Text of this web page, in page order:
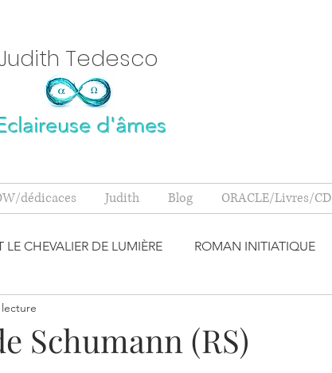
Tedesco
d'âmes
dédicaces Judith Blog ORACLE/Livres/CD
LE CHEVALIER DE LUMIÈRE ROMAN INITIATIQUE
Schumann (RS)